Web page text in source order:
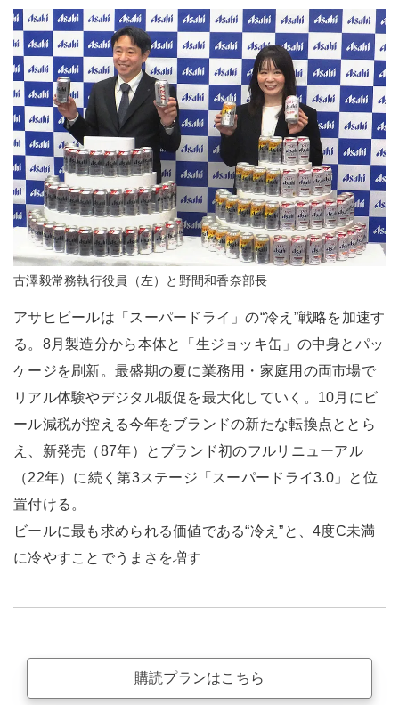
古澤毅常務執行役員（左）と野間和香奈部長
アサヒビールは「スーパードライ」の“冷え”戦略を加速す
る。8月製造分から本体と「生ジョッキ缶」の中身とパッ
ケージを刷新。最盛期の夏に業務用・家庭用の両市場で
リアル体験やデジタル販促を最大化していく。10月にビ
ール減税が控える今年をブランドの新たな転換点ととら
え、新発売（87年）とブランド初のフルリニューアル
（22年）に続く第3ステージ「スーパードライ3.0」と位
置付ける。
ビールに最も求められる価値である“冷え”と、4度C未満
に冷やすことでうまさを増す
購読プランはこちら